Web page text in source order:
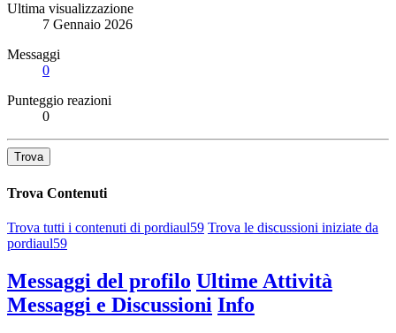
Ultima visualizzazione
7 Gennaio 2026
Messaggi
0
Punteggio reazioni
0
Trova
Trova Contenuti
Trova tutti i contenuti di pordiaul59 Trova le discussioni iniziate da
pordiaul59
Messaggi del profilo Ultime Attività
Messaggi e Discussioni Info